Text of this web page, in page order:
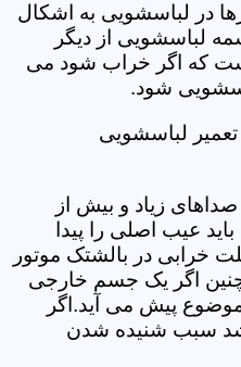
در لباسشویی به اشکال
لباسشویی از دیگر
که اگر خراب شود می
شود.
تعمیر لباسشویی
زیاد و بیش از
عیب اصلی را پیدا
خرابی در بالشتک موتور
اگر یک جسم خارجی
پیش می آید.اگر
سبب شنیده شدن